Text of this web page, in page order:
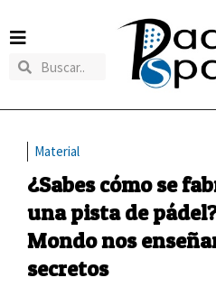
Material
¿Sabes cómo se
una pista de
Mondo nos
secretos